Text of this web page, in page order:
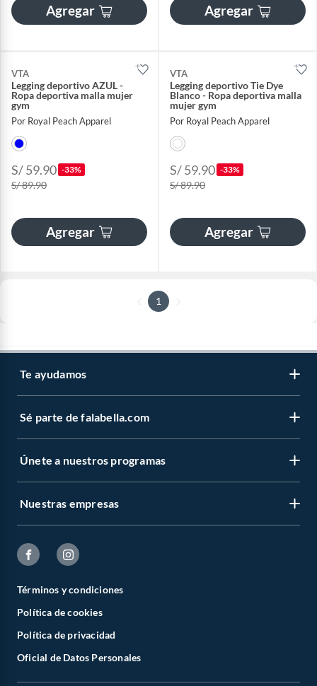
Agregar Agregar
VTA
Legging deportivo AZUL -
Ropa deportiva malla mujer
gym
Por Royal Peach Apparel
S/ 59.90 -33%
S/ 89.90
Agregar
VTA
Legging deportivo Tie Dye
Blanco - Ropa deportiva malla
mujer gym
Por Royal Peach Apparel
S/ 59.90 -33%
S/ 89.90
Agregar
1
Te ayudamos
Sé parte de falabella.com
Únete a nuestros programas
Nuestras empresas
Términos y condiciones
Política de cookies
Política de privacidad
Oficial de Datos Personales